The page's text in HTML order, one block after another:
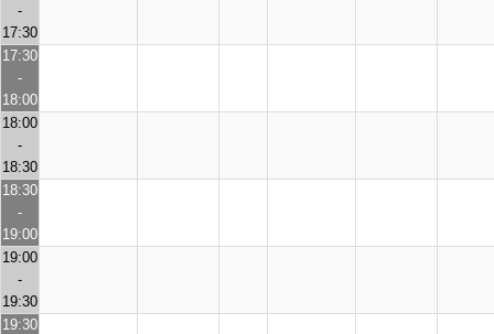
-
17:30
17:30
-
18:00
18:00
-
18:30
18:30
-
19:00
19:00
-
19:30
19:30